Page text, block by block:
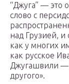
“Джуга” — это
слово с
над Грузией, и
как у многих
как русское
Джугашвили —
другого».